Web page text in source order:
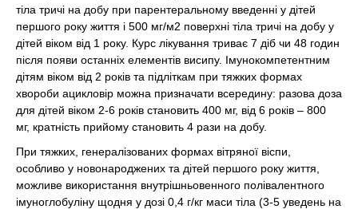
тіла тричі на добу при парентеральному введенні у дітей
першого року життя і 500 мг/м2 поверхні тіла тричі на добу у
дітей віком від 1 року. Курс лікування триває 7 діб чи 48 годин
після появи останніх елементів висипу. Імунокомпетентним
дітям віком від 2 років та підліткам при тяжких формах
хвороби ацикловір можна призначати всередину: разова доза
для дітей віком 2-6 років становить 400 мг, від 6 років – 800
мг, кратність прийому становить 4 рази на добу.
При тяжких, генералізованих формах вітряної віспи,
особливо у новонароджених та дітей першого року життя,
можливе використання внутрішньовенного полівалентного
імуноглобуліну щодня у дозі 0,4 г/кг маси тіла (3-5 уведень на